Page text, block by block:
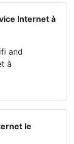
Internet à
and
à
le